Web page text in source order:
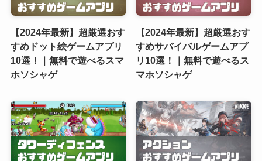
【2024年最新】超厳選おす
すめドット絵ゲームアプリ
10選！｜無料で遊べるスマ
ホソシャゲ
【2024年最新】超厳選おす
すめサバイバルゲームアプ
リ10選！｜無料で遊べるス
マホソシャゲ